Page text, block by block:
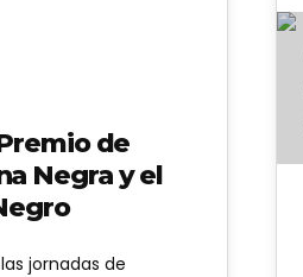
de
Negra y el
jornadas de